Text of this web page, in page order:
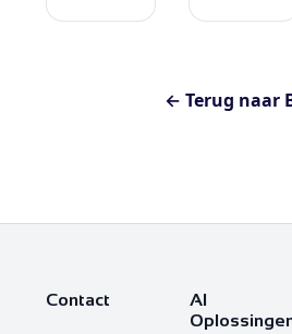
← Terug naar
Contact
AI